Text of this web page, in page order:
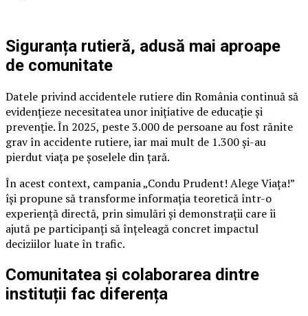
Siguranța rutieră, adusă mai aproape
de comunitate
Datele privind accidentele rutiere din România continuă să
evidențieze necesitatea unor inițiative de educație și
prevenție. În 2025, peste 3.000 de persoane au fost rănite
grav în accidente rutiere, iar mai mult de 1.300 și-au
pierdut viața pe șoselele din țară.
În acest context, campania „Condu Prudent! Alege Viața!”
își propune să transforme informația teoretică într-o
experiență directă, prin simulări și demonstrații care îi
ajută pe participanți să înțeleagă concret impactul
deciziilor luate în trafic.
Comunitatea și colaborarea dintre
instituții fac diferența